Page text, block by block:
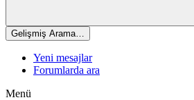
Gelişmiş Arama…
Yeni mesajlar
Forumlarda ara
Menü